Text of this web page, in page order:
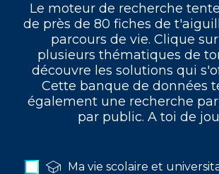
Le moteur de recherche
de près de 80 fiches de
parcours de vie. Clique
plusieurs thématiques de
découvre les solutions qui
Cette banque de données
également une recherche
par public. A toi de
Ma vie scolaire et